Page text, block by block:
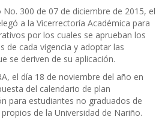
300 de 07 de diciembre de 2015, el
a la Vicerrectoría Académica para
por los cuales se aprueban los
de cada vigencia y adoptar las
se deriven de su aplicación.
el día 18 de noviembre del año en
del calendario de plan
para estudiantes no graduados de
de la Universidad de Nariño.